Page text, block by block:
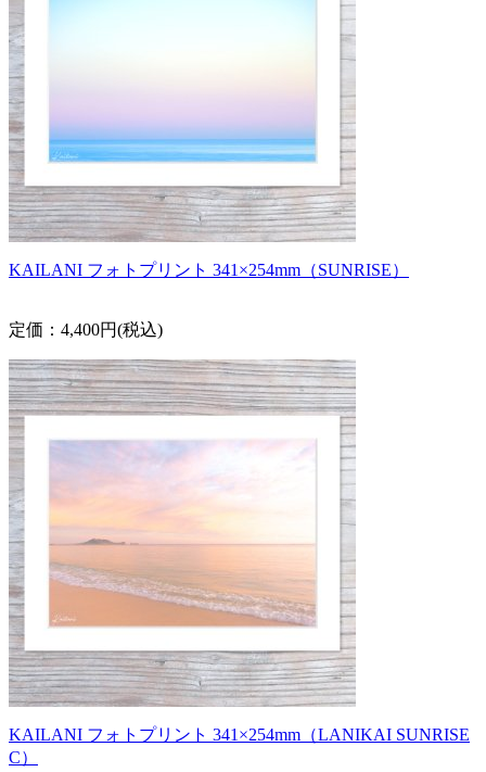
KAILANI フォトプリント 341×254mm（SUNRISE）
定価：4,400円(税込)
KAILANI フォトプリント 341×254mm（LANIKAI SUNRISE
C）